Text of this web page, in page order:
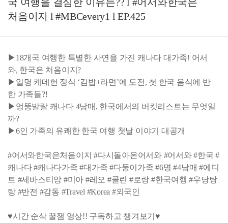
처음이지 l #MBCevery1 l EP.425
▶18개국 여행한 특별한 사연을 가진 캐나다 대가족! 어서
와, 한국은 처음이지?
▶일명 케데헌 정식 ‘김밥+라면’에 도전, 첫 한국 음식에 반
한 가족들?!
▶엉뚱발랄 캐나다 4남매, 한국에서의 버킷리스트는 무엇일
까?
▶6인 가족의 유쾌한 한국 여행 첫날 이야기 대공개
#어서와한국은처음이지 #다시돌아온어서와 #어서와 #한국 #
캐나다 #캐나다가족 #대가족 #다둥이가족 #6명 #4남매 #에디
트 #세바스티앙 #미아 #레오 #콜린 #로랑 #한국여행 #우당탕
탕 #반전 #감동 #Travel #Korea #외국인
♥시간 순삭 꿀잼 영상!! 구독하고 챙겨보기♥